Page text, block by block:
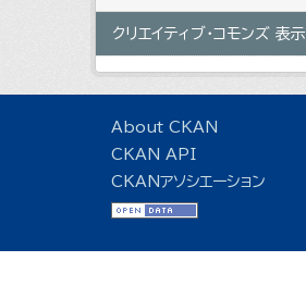
クリエイティブ・コモンズ 表示
About CKAN
CKAN API
CKANアソシエーション